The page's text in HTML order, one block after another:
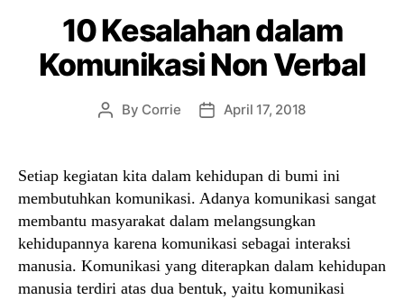
10 Kesalahan dalam
Komunikasi Non Verbal
Post
By Corrie
PostApril 17, 2018
Setiap kegiatan kita dalam kehidupan di bumi ini
membutuhkan komunikasi. Adanya komunikasi sangat
membantu masyarakat dalam melangsungkan
kehidupannya karena komunikasi sebagai interaksi
manusia. Komunikasi yang diterapkan dalam kehidupan
manusia terdiri atas dua bentuk, yaitu komunikasi